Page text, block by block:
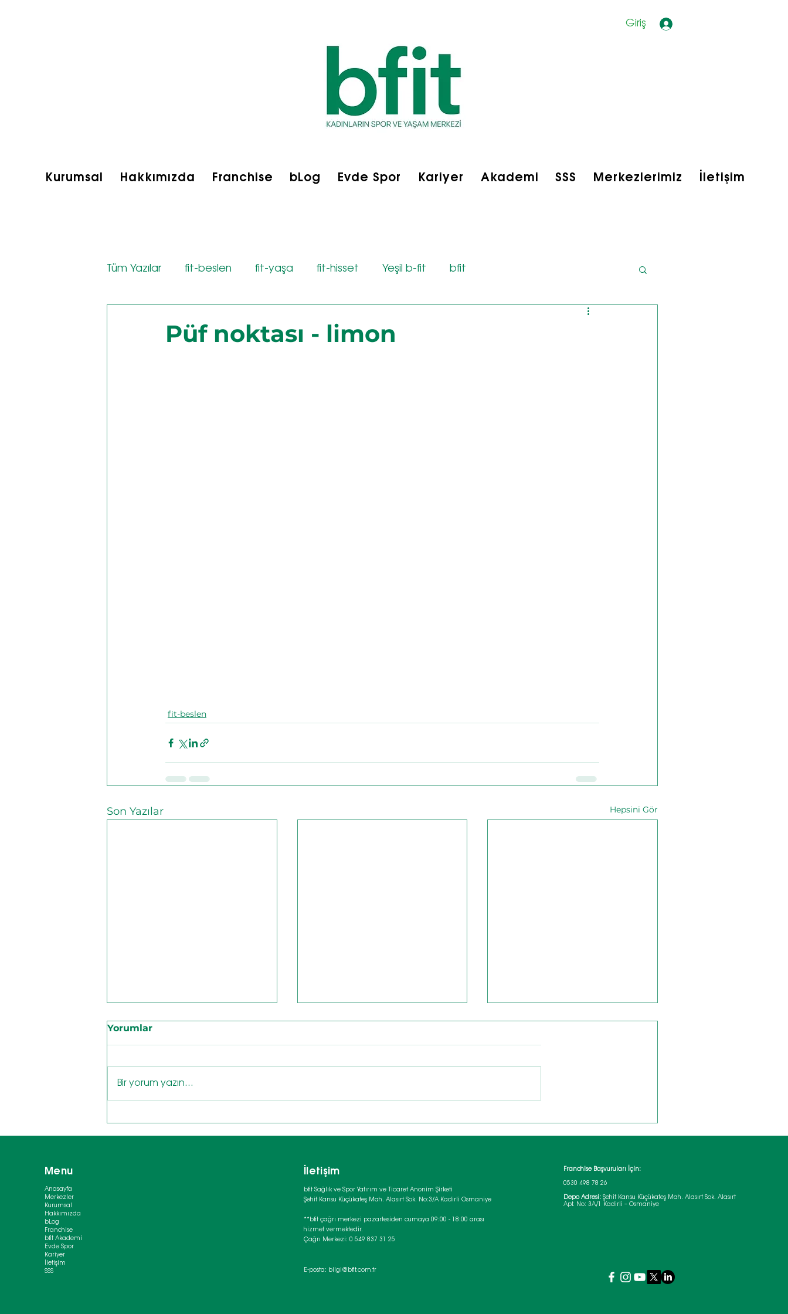
Giriş
bfit Shop
Kurumsal Hakkımızda Franchise bLog Evde Spor Kariyer Akademi SSS Merkezlerimiz İletişim
Tüm Yazılar fit-beslen fit-yaşa fit-hisset Yeşil b-fit bfit
Püf noktası - limon
fit-beslen
Son Yazılar Hepsini Gör
Yorumlar
Bir yorum yazın...
Menu
Anasayfa
Merkezler
Kurumsal
Hakkımızda
bLog
Franchise
bfit Akademi
Evde Spor
Kariyer
İletişim
SSS
İletişim
bfit Sağlık ve Spor Yatırım ve Ticaret Anonim Şirketi
Şehit Kansu Küçükateş Mah. Alasırt Sok. No:3/A Kadirli Osmaniye
**bfit çağrı merkezi pazartesiden cumaya 09:00 - 18:00 arası
hizmet vermektedir.
Çağrı Merkezi: 0 549 837 31 25
E-posta: bilgi@bfit.com.tr
Franchise Başvuruları İçin:
0530 498 78 26
Depo Adresi:Şehit Kansu Küçükateş Mah. Alasırt Sok. Alasırt
Apt. No: 3A/1 Kadirli – Osmaniye